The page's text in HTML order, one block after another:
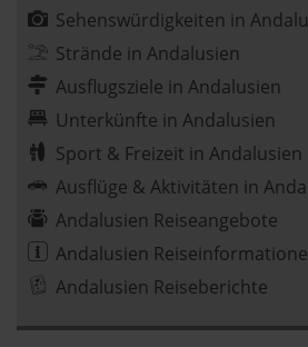
Sehenswürdigkeiten in
Strände in Andalusien
Ausflugsziele in Andalusien
Unterkünfte in Andalusien
Sport & Freizeit in Andalusien
Ausflüge & Aktivitäten in
Andalusien Reiseangebote
Andalusien
Andalusien Reiseberichte